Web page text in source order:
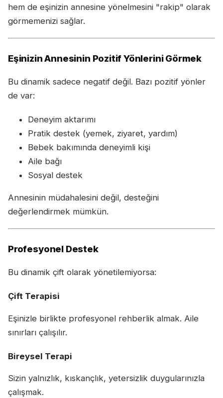
hem de eşinizin annesine yönelmesini "rakip" olarak
görmemenizi sağlar.
Eşinizin Annesinin Pozitif Yönlerini Görmek
Bu dinamik sadece negatif değil. Bazı pozitif yönler
de var:
Deneyim aktarımı
Pratik destek (yemek, ziyaret, yardım)
Bebek bakımında deneyimli kişi
Aile bağı
Sosyal destek
Annesinin müdahalesini değil, desteğini
değerlendirmek mümkün.
Profesyonel Destek
Bu dinamik çift olarak yönetilemiyorsa:
Çift Terapisi
Eşinizle birlikte profesyonel rehberlik almak. Aile
sınırları çalışılır.
Bireysel Terapi
Sizin yalnızlık, kıskançlık, yetersizlik duygularınızla
çalışmak.